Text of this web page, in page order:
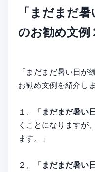
「まだまだ
のお勧め文例
「まだまだ暑い日が
お勧め文例を紹介しま
１、「 まだまだ暑い
くことになりますが
ます。」
２、「 まだまだ暑い